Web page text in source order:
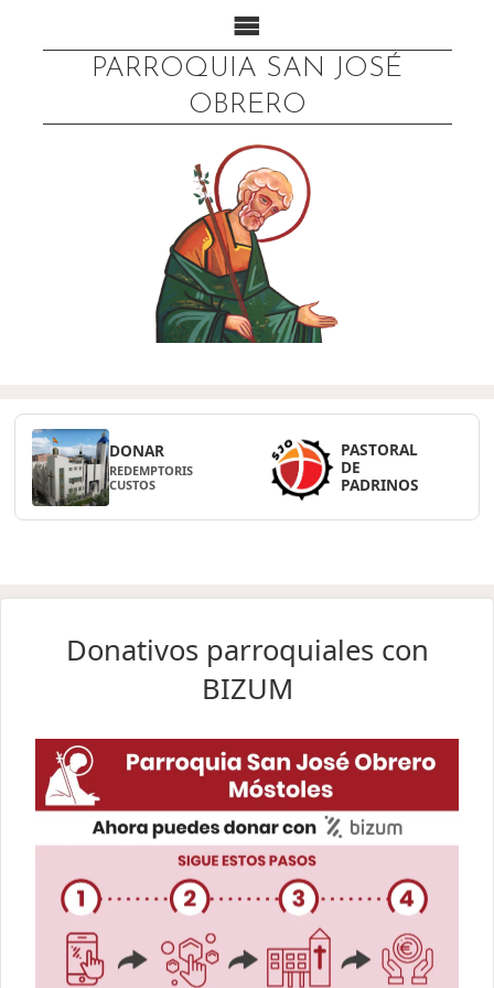
PARROQUIA SAN JOSÉ
OBRERO
DONAR
REDEMPTORIS
CUSTOS
PASTORAL
DE
PADRINOS
Donativos parroquiales con
BIZUM